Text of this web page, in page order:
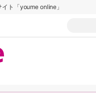
ト「youme online」